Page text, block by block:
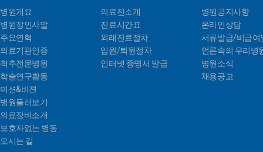
병원개요
병원장인사말
주요연혁
의료기관인증
척추전문병원
학술연구활동
미션&비젼
병원둘러보기
의료장비소개
보호자없는 병동
오시는 길
의료진소개
진료시간표
외래진료절차
입원/퇴원절차
인터넷 증명서 발급
병원공지사항
온라인상담
서류발급/비급여
언론속의 우리병
병원소식
채용공고